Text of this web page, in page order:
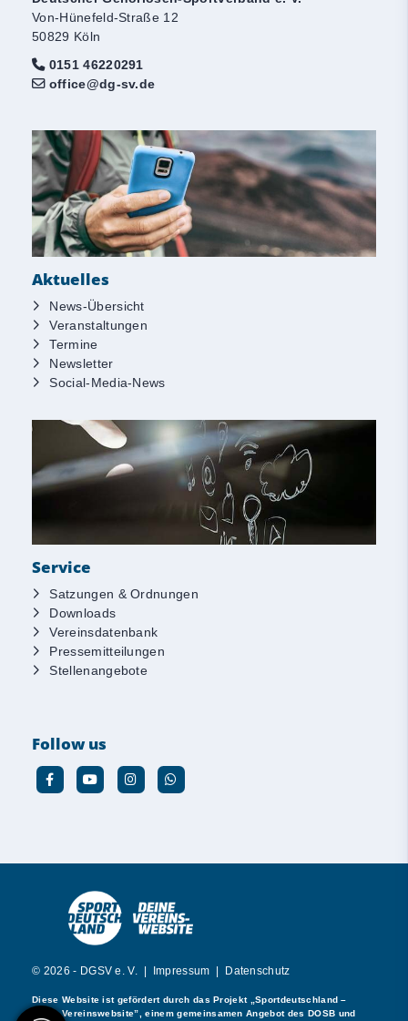
Von-Hünefeld-Straße 12
50829 Köln
0151 46220291
office@dg-sv.de
Aktuelles
News-Übersicht
Veranstaltungen
Termine
Newsletter
Social-Media-News
Service
Satzungen & Ordnungen
Downloads
Vereinsdatenbank
Pressemitteilungen
Stellenangebote
Follow us
© 2026 - DGSV e. V. | Impressum Datenschutz
Diese Website ist gefördert durch das Projekt
„Sportdeutschland –
Deine Vereinswebsite” , einem gemeinsamen Angebot des DOSB und